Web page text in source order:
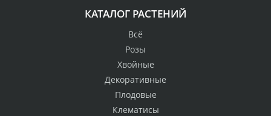
КАТАЛОГ РАСТЕНИЙ
Всё
Розы
Хвойные
Декоративные
Плодовые
Клематисы